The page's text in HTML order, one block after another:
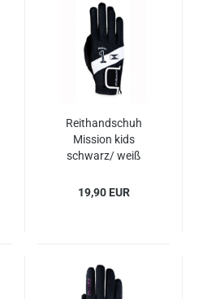
Reithandschuh
Mission kids
schwarz/ weiß
19,90 EUR